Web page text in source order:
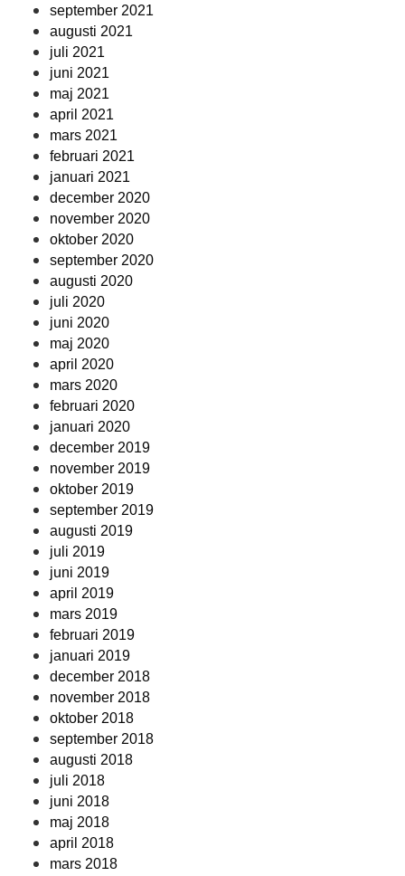
september 2021
augusti 2021
juli 2021
juni 2021
maj 2021
april 2021
mars 2021
februari 2021
januari 2021
december 2020
november 2020
oktober 2020
september 2020
augusti 2020
juli 2020
juni 2020
maj 2020
april 2020
mars 2020
februari 2020
januari 2020
december 2019
november 2019
oktober 2019
september 2019
augusti 2019
juli 2019
juni 2019
april 2019
mars 2019
februari 2019
januari 2019
december 2018
november 2018
oktober 2018
september 2018
augusti 2018
juli 2018
juni 2018
maj 2018
april 2018
mars 2018